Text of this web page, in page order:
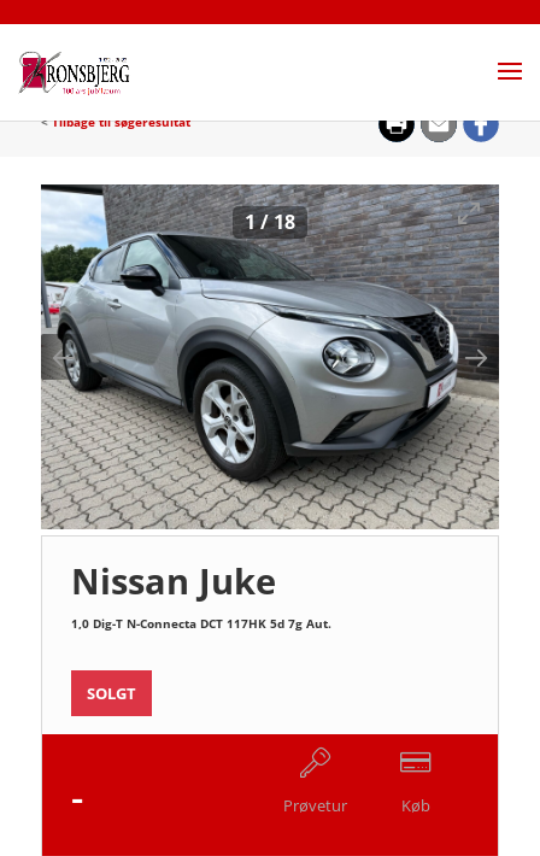
<Tilbage til søgeresultat
1/18
Nissan Juke
1,0 Dig-T N-Connecta DCT 117HK 5d 7g Aut.
SOLGT
- Prøvetur Køb